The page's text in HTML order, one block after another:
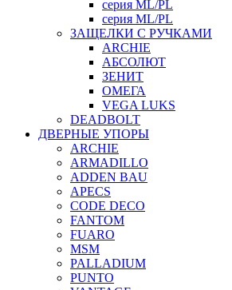
серия ML/PL
серия ML/PL
ЗАЩЕЛКИ С РУЧКАМИ
ARCHIE
АБСОЛЮТ
ЗЕНИТ
ОМЕГА
VEGA LUKS
DEADBOLT
ДВЕРНЫЕ УПОРЫ
ARCHIE
ARMADILLO
ADDEN BAU
APECS
CODE DECO
FANTOM
FUARO
MSM
PALLADIUM
PUNTO